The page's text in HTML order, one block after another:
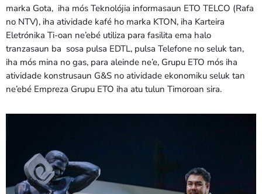
marka Gota, iha mós Teknolójia informasaun ETO TELCO (Rafa
no NTV), iha atividade kafé ho marka KTON, iha Karteira
Eletrónika Ti-oan ne’ebé utiliza para fasilita ema halo
tranzasaun ba sosa pulsa EDTL, pulsa Telefone no seluk tan,
iha mós mina no gas, para aleinde ne’e, Grupu ETO mós iha
atividade konstrusaun G&S no atividade ekonomiku seluk tan
ne’ebé Empreza Grupu ETO iha atu tulun Timoroan sira.